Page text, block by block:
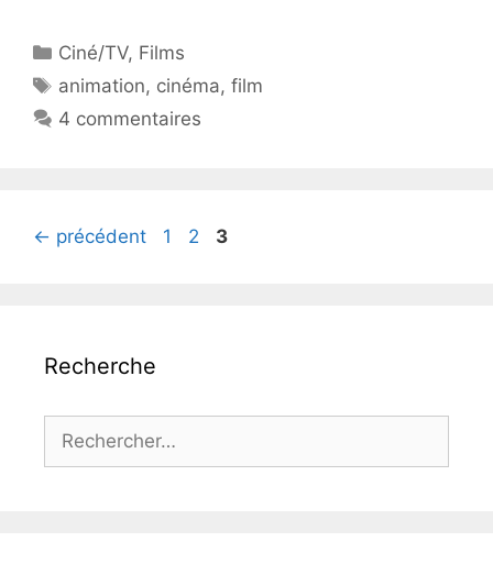
Catégories
Ciné/TV, Films
Étiquettes
animation, cinéma,film
4 commentaires
← précédent Page
1 Page
2 Page
3
Recherche
Rechercher :